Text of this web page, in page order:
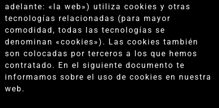
adelante: «la web») utiliza cookies y otras
tecnologías relacionadas (para mayor
comodidad, todas las tecnologías se
denominan «cookies»). Las cookies también
son colocadas por terceros a los que hemos
contratado. En el siguiente documento te
informamos sobre el uso de cookies en nuestra
web.